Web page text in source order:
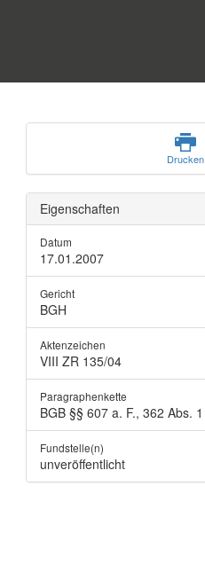
Drucken
Eigenschaften
Datum
17.01.2007
Gericht
BGH
Aktenzeichen
VIII ZR 135/04
Paragraphenkette
BGB §§ 607 a. F., 362 Abs. 1
Fundstelle(n)
unveröffentlicht